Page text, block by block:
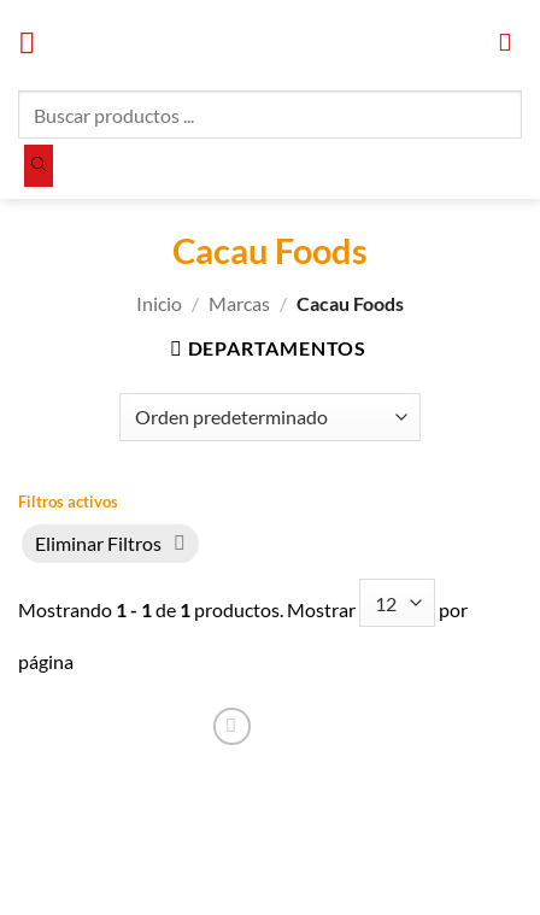
productos
Cacau Foods
Inicio / Marcas / Cacau Foods
DEPARTAMENTOS
Filtros activos
Eliminar Filtros
Mostrando 1 - 1de 1 productos. Mostrar por
página